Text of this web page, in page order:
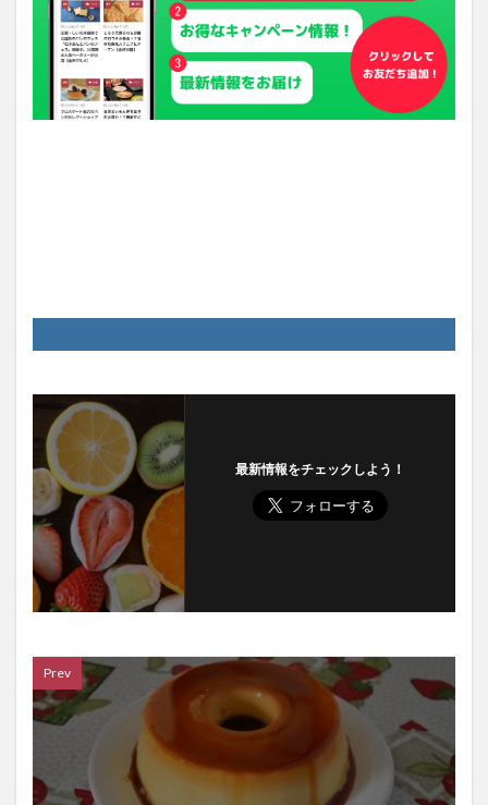
最新情報をチェックしよう！
Prev